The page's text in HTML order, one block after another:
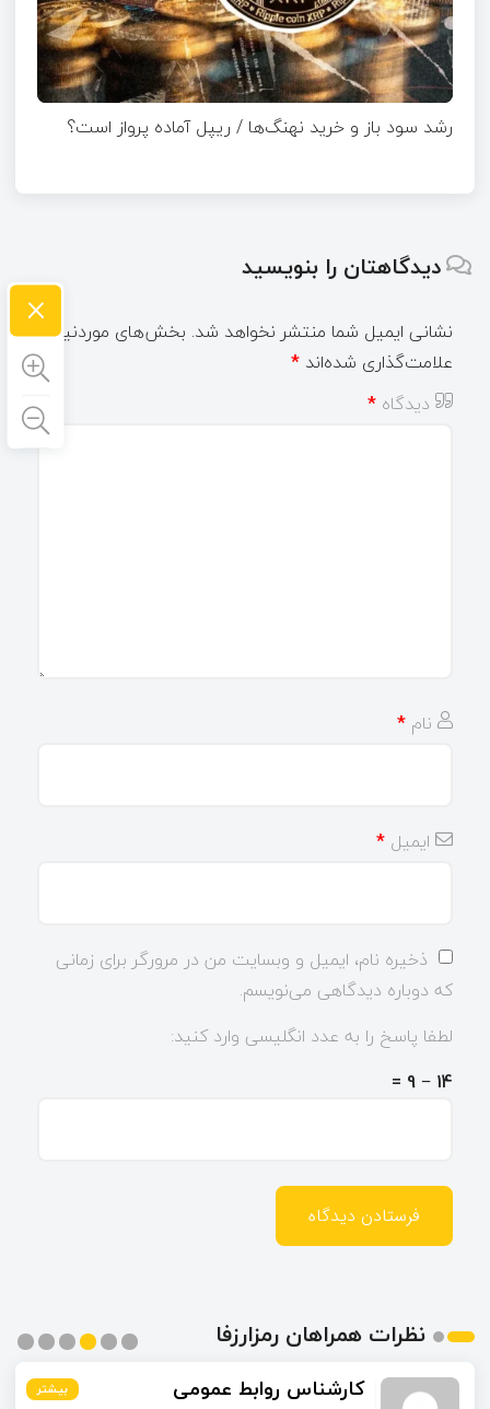
رشد سود باز و خرید نهنگ‌ها / ریپل آماده پرواز است؟
دیدگاهتان را بنویسید
نشانی ایمیل شما منتشر نخواهد شد. بخش‌های موردنیاز
علامت‌گذاری شده‌اند *
دیدگاه *
نام *
ایمیل *
ذخیره نام، ایمیل و وبسایت من در مرورگر برای زمانی
که دوباره دیدگاهی می‌نویسم.
لطفا پاسخ را به عدد انگلیسی وارد کنید:
14 − 9 =
نظرات همراهان رمزارزفا
بیشتر
بیشتر کارشناس روابط عمومی بیشتر
بیشتر
بیشتر
بیشتر
×